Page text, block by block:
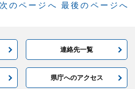
次のページへ 最後のページへ
連絡先一覧
県庁へのアクセス